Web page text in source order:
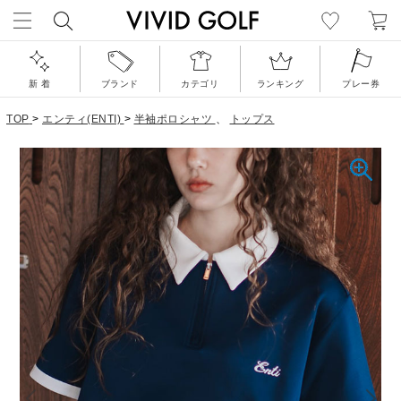
新 着 ブランド カテゴリ ランキング プレー券
TOP > エンティ(ENTI) > 半袖ポロシャツ 、 トップス